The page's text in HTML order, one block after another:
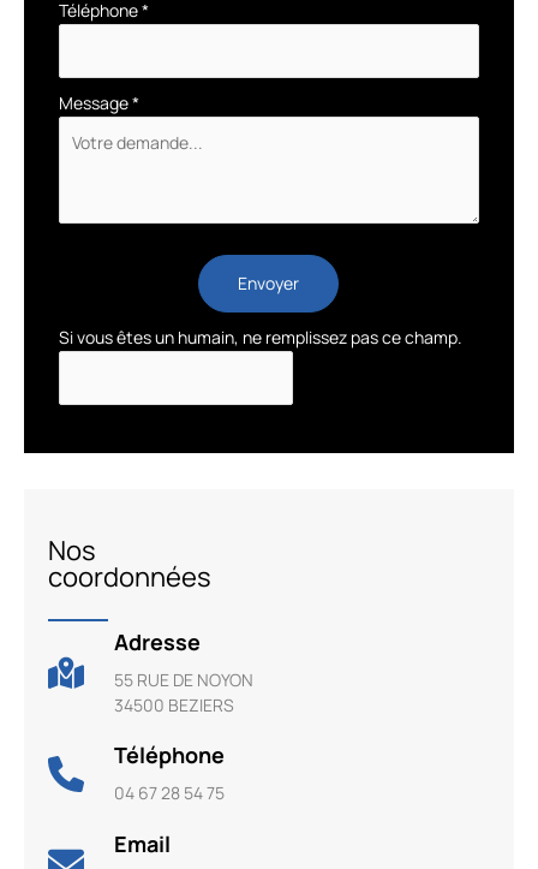
Téléphone*
Message*
Envoyer
Si vous êtes un humain, ne remplissez pas ce champ.
Nos
coordonnées
Adresse
55 RUE DE NOYON
34500 BEZIERS
Téléphone
04 67 28 54 75
Email